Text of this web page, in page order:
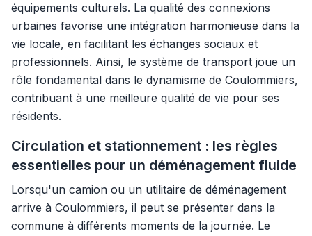
équipements culturels. La qualité des connexions
urbaines favorise une intégration harmonieuse dans la
vie locale, en facilitant les échanges sociaux et
professionnels. Ainsi, le système de transport joue un
rôle fondamental dans le dynamisme de Coulommiers,
contribuant à une meilleure qualité de vie pour ses
résidents.
Circulation et stationnement : les règles
essentielles pour un déménagement fluide
Lorsqu'un camion ou un utilitaire de déménagement
arrive à Coulommiers, il peut se présenter dans la
commune à différents moments de la journée. Le